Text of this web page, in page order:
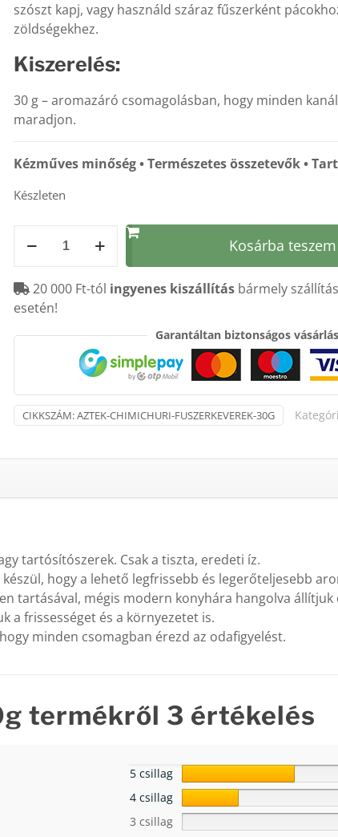
szószt kapj, vagy használd száraz fűszerként
zöldségekhez.
Kiszerelés:
30 g – aromazáró csomagolásban, hogy minden
maradjon.
Kézműves minőség • Természetes összetevők •
Készleten
CHIMICHURI
30g
mennyiség
Kosárba teszem
20 000 Ft-tól ingyenes kiszállítás bármely
esetén!
Garantáltan biztonságos
CIKKSZÁM:AZTEK-CHIMICHURI-FUSZERKEVEREK-30G
tartósítószerek. Csak a tiszta, eredeti íz.
hogy a lehető legfrissebb és legerőteljesebb
tartásával, mégis modern konyhára hangolva állítjuk
a frissességet és a környezetet is.
minden csomagban érezd az odafigyelést.
termékről 3 értékelés
5 csillag
4 csillag
3 csillag